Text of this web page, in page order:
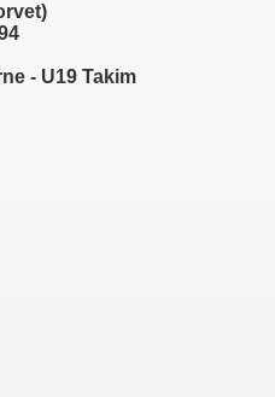
- U19 Takim